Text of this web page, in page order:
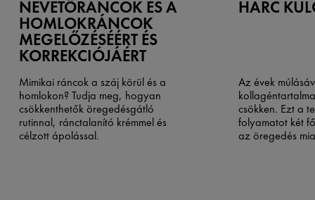
NEVETŐRÁNCOK ÉS A
HOMLOKRÁNCOK
MEGELŐZÉSÉÉRT ÉS
KORREKCIÓJÁÉRT
Mimikai ráncok a száj körül és a
homlokon? Tudja meg, hogyan
csökkenthetők öregedésgátló
rutinnal, ránctalanító krémmel és
célzott ápolással.
HARC
Az évek
csökken. Ezt a
folyamatot két
az öregedés